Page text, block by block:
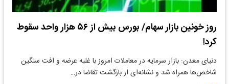
روز خونین بازار سهام/ بورس بیش از ۵۶ هزار واحد سقوط
کرد!
دنیای معدن: بازار سرمایه در معاملات امروز با غلبه عرضه و افت سنگین
شاخص‌ها همراه شد و نشانه‌ای از بازگشت تقاضا در…